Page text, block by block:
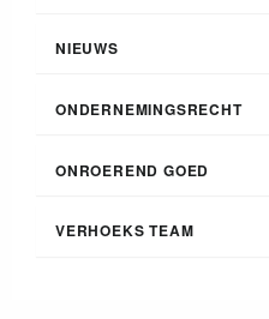
NIEUWS
ONDERNEMINGSRECHT
ONROEREND GOED
VERHOEKS TEAM